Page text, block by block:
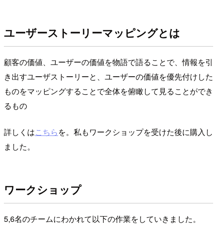
ユーザーストーリーマッピングとは
顧客の価値、ユーザーの価値を物語で語ることで、情報を引
き出すユーザストーリーと、ユーザーの価値を優先付けした
ものをマッピングすることで全体を俯瞰して見ることができ
るもの
詳しくはこちらを。私もワークショップを受けた後に購入し
ました。
ワークショップ
5,6名のチームにわかれて以下の作業をしていきました。